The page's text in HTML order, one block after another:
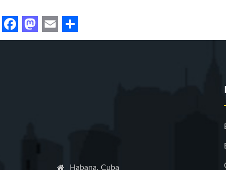
Facebook
Mastodon
EmailShare
Habana, Cuba